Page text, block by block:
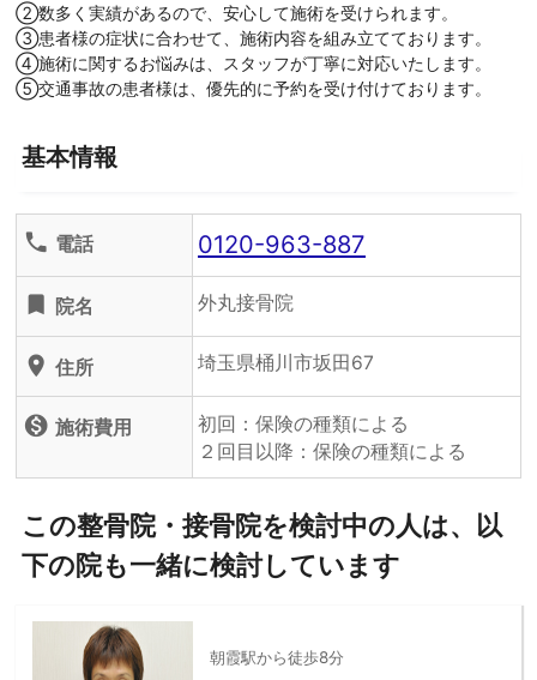
②数多く実績があるので、安心して施術を受けられます。
③患者様の症状に合わせて、施術内容を組み立てております。
④施術に関するお悩みは、スタッフが丁寧に対応いたします。
⑤交通事故の患者様は、優先的に予約を受け付けております。
基本情報
phone 電話 0120-963-887
turned_in 院名 外丸接骨院
location_on 住所 埼玉県桶川市坂田67
monetization_on 施術費用
初回：保険の種類による
２回目以降：保険の種類による
この整骨院・接骨院を検討中の人は、以
下の院も一緒に検討しています
朝霞駅から徒歩8分